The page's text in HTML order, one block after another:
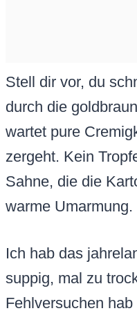
Stell dir vor, du
durch die
wartet pure
zergeht. Kein
Sahne, die die
warme Umarmung.
Ich hab das
suppig, mal zu
Fehlversuchen